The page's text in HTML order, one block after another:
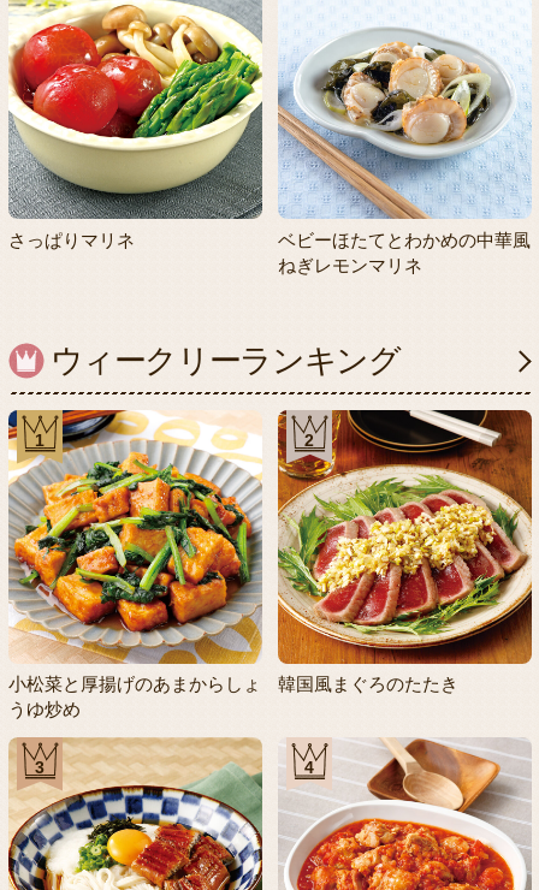
さっぱりマリネ
ベビーほたてとわかめの中華風
ねぎレモンマリネ
ウィークリーランキング
1
小松菜と厚揚げのあまからしょ
うゆ炒め
2
韓国風まぐろのたたき
3 4